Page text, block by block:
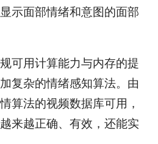
示面部情绪和意图的面部
用计算能力与内存的提
复杂的情绪感知算法。由
算法的视频数据库可用，
来越正确、有效，还能实